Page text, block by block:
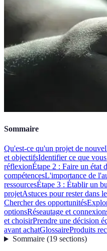
Sommaire
Qu'est-ce qu'un projet de
et objectifsIdentifier ce que
réflexionÉtape 2 : Faire un état
compétencesL'importance de
ressourcesÉtape 3 : Établir un
projetAstuces pour rester dans
Chercher des opportunités
optionsRéseautage et
et choisirPrendre une décision
avant achatGlossaireProduits
Sommaire(19 sections)